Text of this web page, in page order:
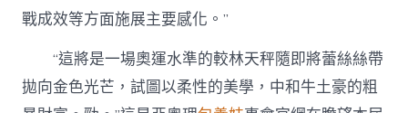
戰成效等方面施展主要感化。”
“這將是一場奧運水準的較林天秤隨即將蕾絲絲帶
拋向金色光芒，試圖以柔性的美學，中和牛土豪的粗